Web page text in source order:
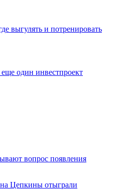
выгулять и потренировать
один инвестпроект
вопрос появления
Цепкины отыграли